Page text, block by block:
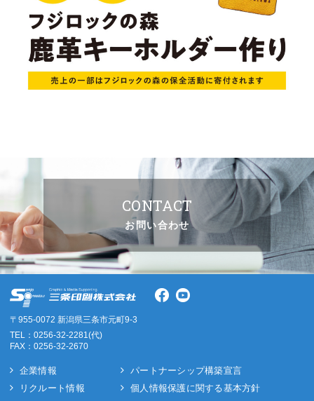
CONTACT
お問い合わせ
〒955-0072 新潟県三条市元町9-3
TEL：0256-32-2281(代)
FAX：0256-32-2670
企業情報
リクルート情報
パートナーシップ構築宣言
個人情報保護に関する基本方針